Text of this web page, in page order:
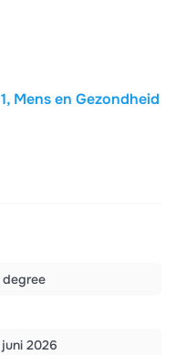
Mens en Gezondheid
degree
2026